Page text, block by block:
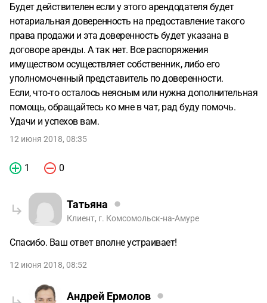
Будет действителен если у этого арендодателя будет
нотариальная доверенность на предоставление такого
права продажи и эта доверенность будет указана в
договоре аренды. А так нет. Все распоряжения
имуществом осуществляет собственник, либо его
уполномоченный представитель по доверенности.
Если, что-то осталось неясным или нужна дополнительная
помощь, обращайтесь ко мне в чат, рад буду помочь.
Удачи и успехов вам.
12 июня 2018, 08:35
1 0
Татьяна
Клиент, г. Комсомольск-на-Амуре
Спасибо. Ваш ответ вполне устраивает!
12 июня 2018, 08:52
Андрей Ермолов